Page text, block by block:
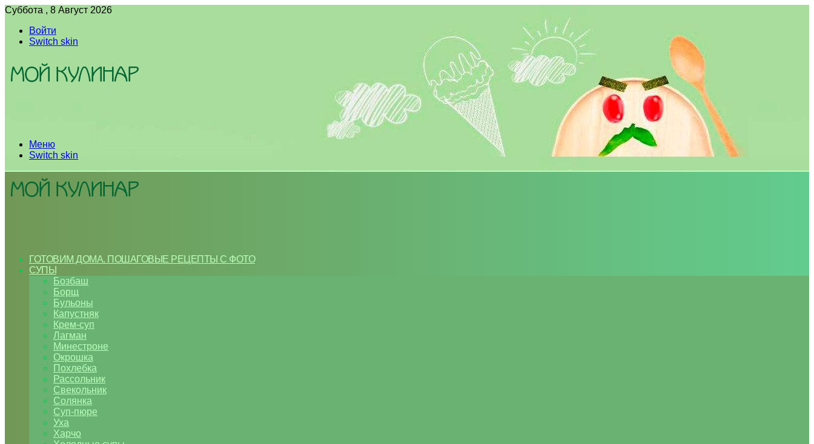
Суббота , 8 Август 2026
Войти
Switch skin
Меню
Switch skin
ГОТОВИМ ДОМА. ПОШАГОВЫЕ РЕЦЕПТЫ С ФОТО
СУПЫ
Бозбаш
Борщ
Бульоны
Капустняк
Крем-суп
Лагман
Минестроне
Окрошка
Похлебка
Рассольник
Свекольник
Солянка
Суп-пюре
Уха
Харчо